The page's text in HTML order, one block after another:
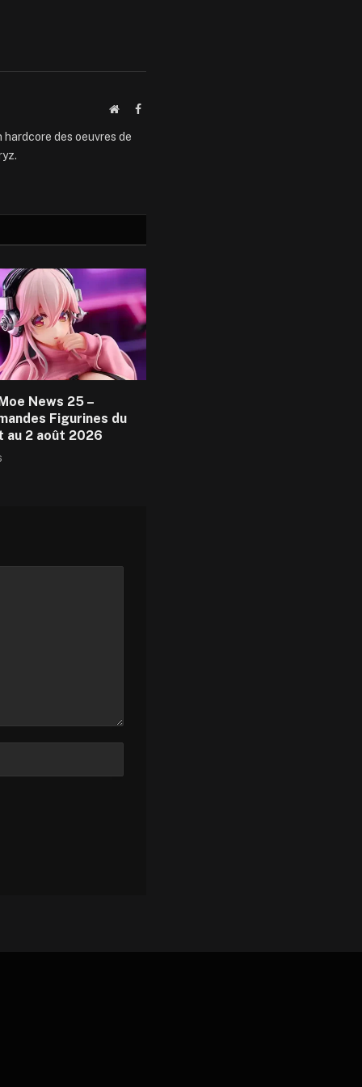
WebsiteFacebook
des oeuvres de
News 25 –
Figurines du
au 2 août 2026